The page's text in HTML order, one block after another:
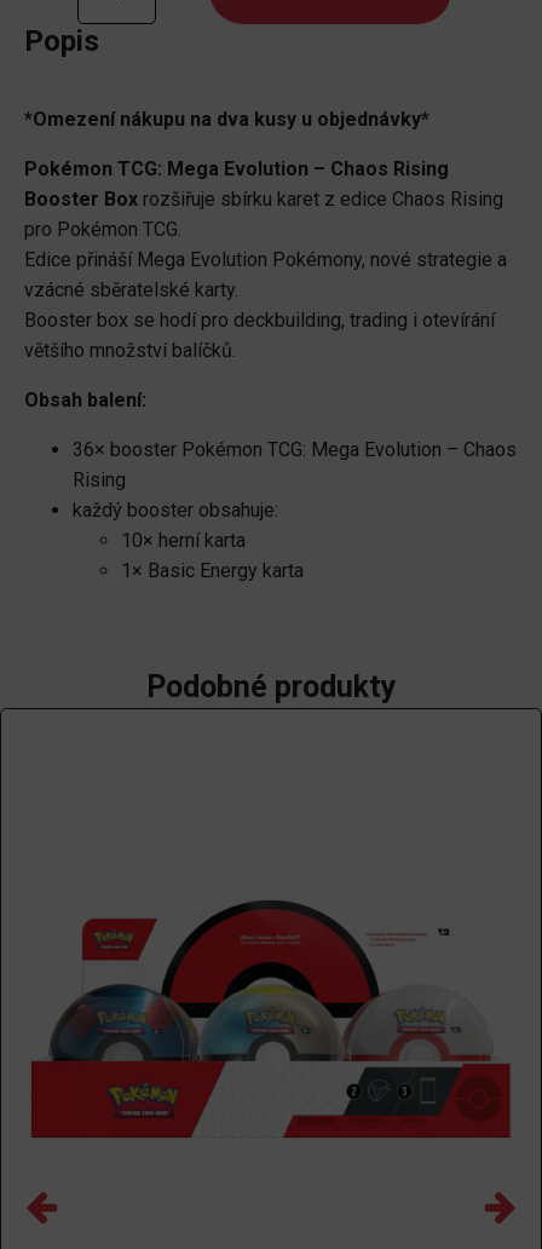
Mega
Rising
Booster
Box
množství
Popis
*Omezení nákupu na dva kusy u objednávky*
Pokémon TCG: Mega Evolution – Chaos Rising
Booster Box rozšiřuje sbírku karet z edice Chaos Rising
pro Pokémon TCG.
Edice přináší Mega Evolution Pokémony, nové strategie a
vzácné sběratelské karty.
Booster box se hodí pro deckbuilding, trading i otevírání
většího množství balíčků.
Obsah balení:
36× booster Pokémon TCG: Mega Evolution – Chaos
Rising
každý booster obsahuje:
10× herní karta
1× Basic Energy karta
Podobné produkty